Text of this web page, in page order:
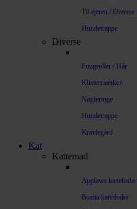
Til ejeren / Diverse
Hundetrappe
Diverse
Fnugruller / Hår
Klistermærker
Nøgleringe
Hundetrappe
Kravlegård
Kat
Kattemad
Applaws kattefoder
Bozita kattefoder